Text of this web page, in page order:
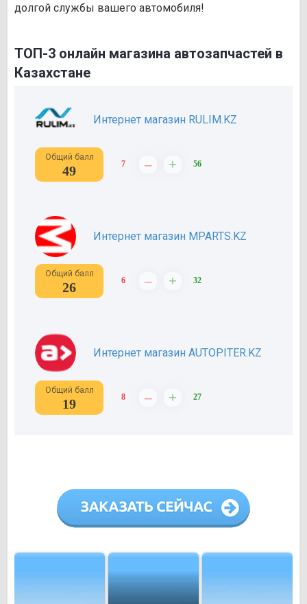
долгой службы вашего автомобиля!
ТОП-3 онлайн магазина автозапчастей в
Казахстане
Интернет магазин RULIM.KZ
Общий балл
49 7 – + 56
Интернет магазин MPARTS.KZ
Общий балл
26 6 – + 32
Интернет магазин AUTOPITER.KZ
Общий балл
19 8 – + 27